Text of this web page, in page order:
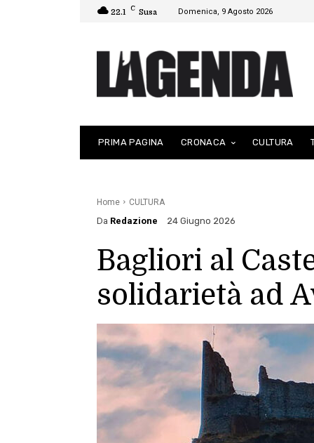
22.1 C Susa Domenica, 9 Agosto 2026
PRIMA PAGINA CRONACA CULTURA
Home CULTURA
Da Redazione 24 Giugno 2026
Bagliori al
solidarietà ad